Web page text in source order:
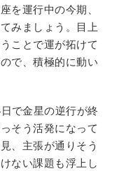
を運行中の今期、
みましょう。目上
ことで運が拓けて
で、積極的に動い
で金星の逆行が終
そう活発になって
、主張が通りそう
ない課題も浮上し